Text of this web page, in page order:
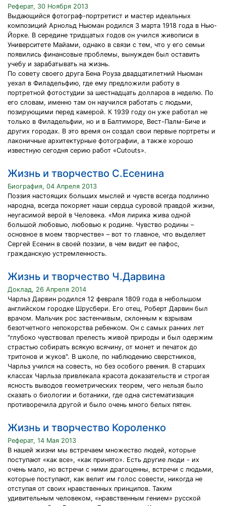
Реферат, 30 Ноября 2013
Выдающийся фотограф-портретист и мастер идеальных
композиций Арнольд Ньюман родился 3 марта 1918 года в Нью-
Йорке. В середине тридцатых годов он учился живописи в
Университете Майами, однако в связи с тем, что у его семьи
появились финансовые проблемы, вынужден был оставить
учебу и зарабатывать на жизнь.
По совету своего друга Бена Роуза двадцатилетний Ньюман
уехал в Филадельфию, где ему предложили работу в
портретной фотостудии за шестнадцать долларов в неделю. По
его словам, именно там он научился работать с людьми,
позирующими перед камерой. К 1939 году он уже работал не
только в Филадельфии, но и в Балтиморе, Вест-Палм-Биче и
других городах. В это время он создал свои первые портреты и
лаконичные архитектурные фотографии, а также хорошо
известную сегодня серию работ «Cutouts».
Жизнь и творчество С.Есенина
Биография, 04 Апреля 2013
Поэзия настоящих больших мыслей и чувств всегда подлинно
народна, всегда покоряет наши сердца суровой правдой жизни,
неугасимой верой в Человека. «Моя лирика жива одной
большой любовью, любовью к родине. Чувство родины –
основное в моем творчестве» – вот то главное, что выделяет
Сергей Есенин в своей поэзии, в чем видит ее пафос,
гражданскую устремленность.
Жизнь и творчество Ч.Дарвина
Доклад, 26 Апреля 2014
Чарльз Дарвин родился 12 февраля 1809 года в небольшом
английском городке Шрусбери. Его отец, Роберт Дарвин был
врачом. Мальчик рос застенчивым, склонным к взрывам
безотчетного непокорства ребенком. Он с самых ранних лет
"глубоко чувствовал прелесть живой природы и был одержим
страстью собирать всякую всячину, от монет и печаток до
тритонов и жуков". В школе, по наблюдению сверстников,
Чарльз учился на совесть, но без особого рвения. В старших
классах Чарльза привлекала красота доказательств и строгая
ясность выводов геометрических теорем, чего нельзя было
сказать о биологии и ботаники, где одна систематизация
противоречила другой и было очень много белых пятен.
Жизнь и творчество Короленко
Реферат, 14 Мая 2013
В нашей жизни мы встречаем множество людей, которые
поступают «как все», «как принято». Есть другие люди - их
очень мало, но встречи с ними драгоценны, встречи с людьми,
которые поступают, как велит им голос совести, никогда не
отступая от своих нравственных принципов. Таким
удивительным человеком, «нравственным гением» русской